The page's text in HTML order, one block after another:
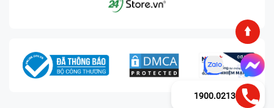
1900.0213